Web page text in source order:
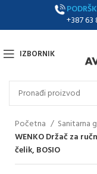
+387 63
IZBORNIK
Početna Sanitarna
WENKO Držač za
čelik, BOSIO